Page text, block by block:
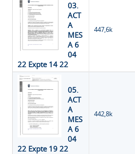
03.
ACT
A
MES
A 6
04
22 Expte 14 22
447,6k
05.
ACT
A
MES
A 6
04
22 Expte 19 22
442,8k